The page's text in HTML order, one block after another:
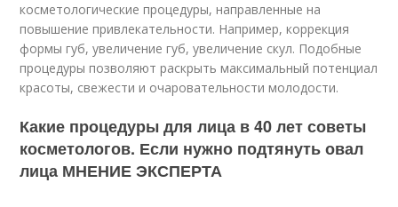
косметологические процедуры, направленные на
повышение привлекательности. Например, коррекция
формы губ, увеличение губ, увеличение скул. Подобные
процедуры позволяют раскрыть максимальный потенциал
красоты, свежести и очаровательности молодости.
Какие процедуры для лица в 40 лет советы
косметологов. Если нужно подтянуть овал
лица МНЕНИЕ ЭКСПЕРТА